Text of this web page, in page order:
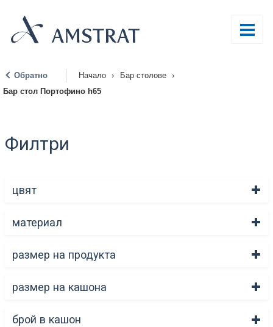
Обратно Начало › Бар столове
›
Бар стол Портофино h65
Филтри
цвят
материал
размер на продукта
размер на кашона
брой в кашон